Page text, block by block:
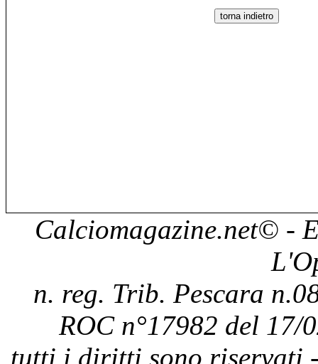
Calciomagazine.net© -
n. reg. Trib. Pescara
ROC n°17982 del 17/
tutti i diritti sono riservati